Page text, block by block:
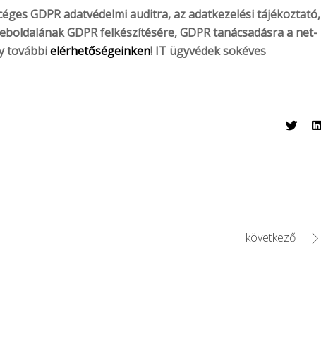
GDPR adatvédelmi auditra, az adatkezelési tájékoztató,
GDPR felkészítésére, GDPR tanácsadásra a net-
továbbielérhetőségeinken! IT ügyvédek sokéves
következő